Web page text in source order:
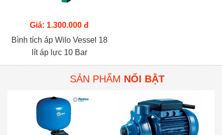
Giá: 1.300.000 đ
Bình tích áp Wilo Vessel 18
lít áp lực 10 Bar
SẢN PHẨM NỔI BẬT